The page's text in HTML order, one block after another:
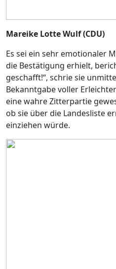
Mareike Lotte Wulf (CDU)
Es sei ein sehr emotionaler
die Bestätigung erhielt,
geschafft!“, schrie sie
Bekanntgabe voller
eine wahre Zitterpartie
ob sie über die Landesliste
einziehen würde.